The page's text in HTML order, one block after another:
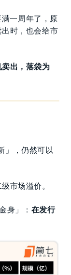
一周年了，原
时，也会给市
卖出，落袋为
」，仍然可以
市场溢价。
身」： 在发行